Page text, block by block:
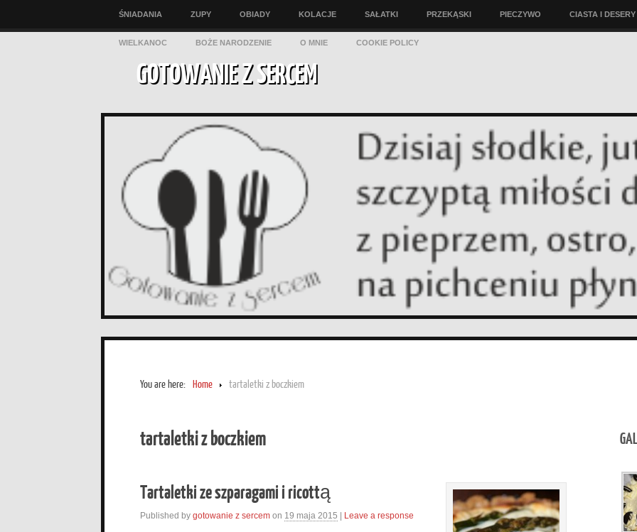
ŚNIADANIA ZUPY OBIADY KOLACJE SAŁATKI PRZEKĄSKI PIECZYWO CIASTA I DESERY
WIELKANOC BOŻE NARODZENIE O MNIE COOKIE POLICY
GOTOWANIE Z SERCEM
You are here: Home tartaletki z boczkiem
tartaletki z boczkiem
Tartaletki ze szparagami i ricottą
Published by gotowanie z sercem on 19 maja 2015 | Leave a response